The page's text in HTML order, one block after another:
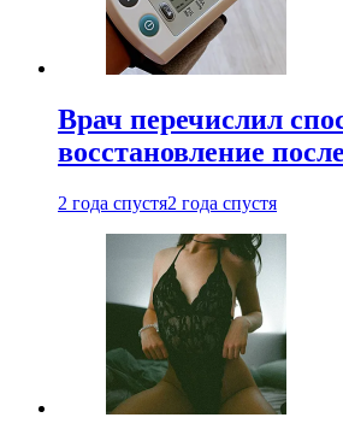
Врач перечислил
восстановление
2 года спустя2 года спустя